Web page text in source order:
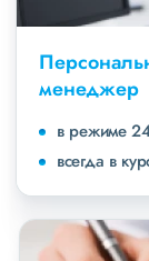
менеджер
в режиме
всегда в